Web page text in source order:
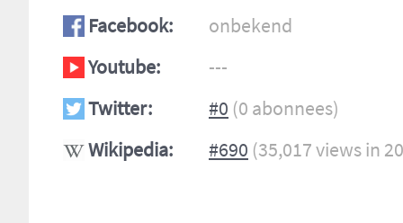
Facebook:
onbekend
Youtube:
---
Twitter:
#0 (0 abonnees)
Wikipedia:
#690 (35,017 views in